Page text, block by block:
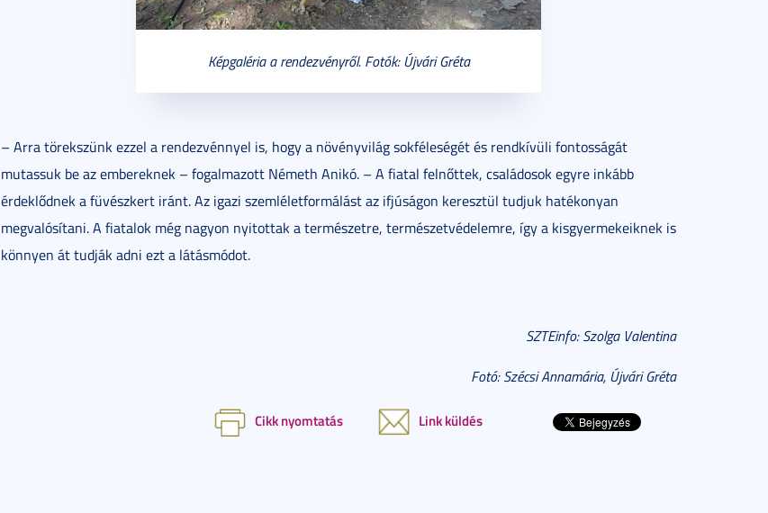
Képgaléria a rendezvényről. Fotók: Újvári Gréta
– Arra törekszünk ezzel a rendezvénnyel is, hogy a növényvilág sokféleségét és rendkívüli fontosságát
mutassuk be az embereknek – fogalmazott Németh Anikó. – A fiatal felnőttek, családosok egyre inkább
érdeklődnek a füvészkert iránt. Az igazi szemléletformálást az ifjúságon keresztül tudjuk hatékonyan
megvalósítani. A fiatalok még nagyon nyitottak a természetre, természetvédelemre, így a kisgyermekeiknek is
könnyen át tudják adni ezt a látásmódot.
SZTEinfo: Szolga Valentina
Fotó: Szécsi Annamária, Újvári Gréta
Cikk nyomtatás Link küldés